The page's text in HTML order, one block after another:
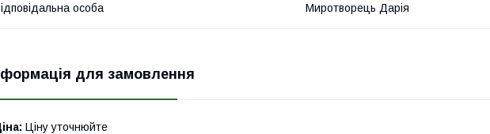
особа Миротворець Дарія
для замовлення
Ціну уточнюйте